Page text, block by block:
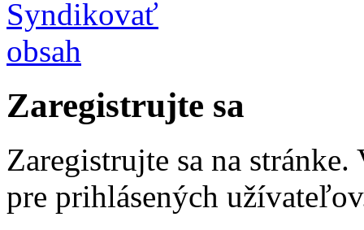
Zaregistrujte sa
Zaregistrujte sa na
pre prihlásených